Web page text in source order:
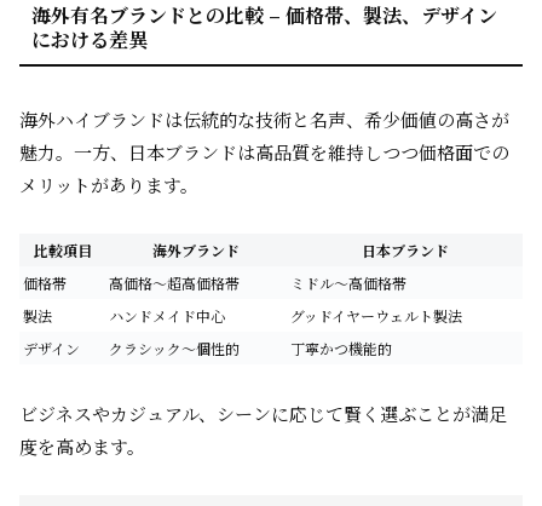
海外有名ブランドとの比較 – 価格帯、製法、デザイン
における差異
海外ハイブランドは伝統的な技術と名声、希少価値の高さが
魅力。一方、日本ブランドは高品質を維持しつつ価格面での
メリットがあります。
比較項目 海外ブランド
日本ブランド
価格帯
高価格〜超高価格帯
ミドル〜高価格帯
製法
ハンドメイド中心
グッドイヤーウェルト製法
デザイン
クラシック〜個性的 丁寧かつ機能的
ビジネスやカジュアル、シーンに応じて賢く選ぶことが満足
度を高めます。